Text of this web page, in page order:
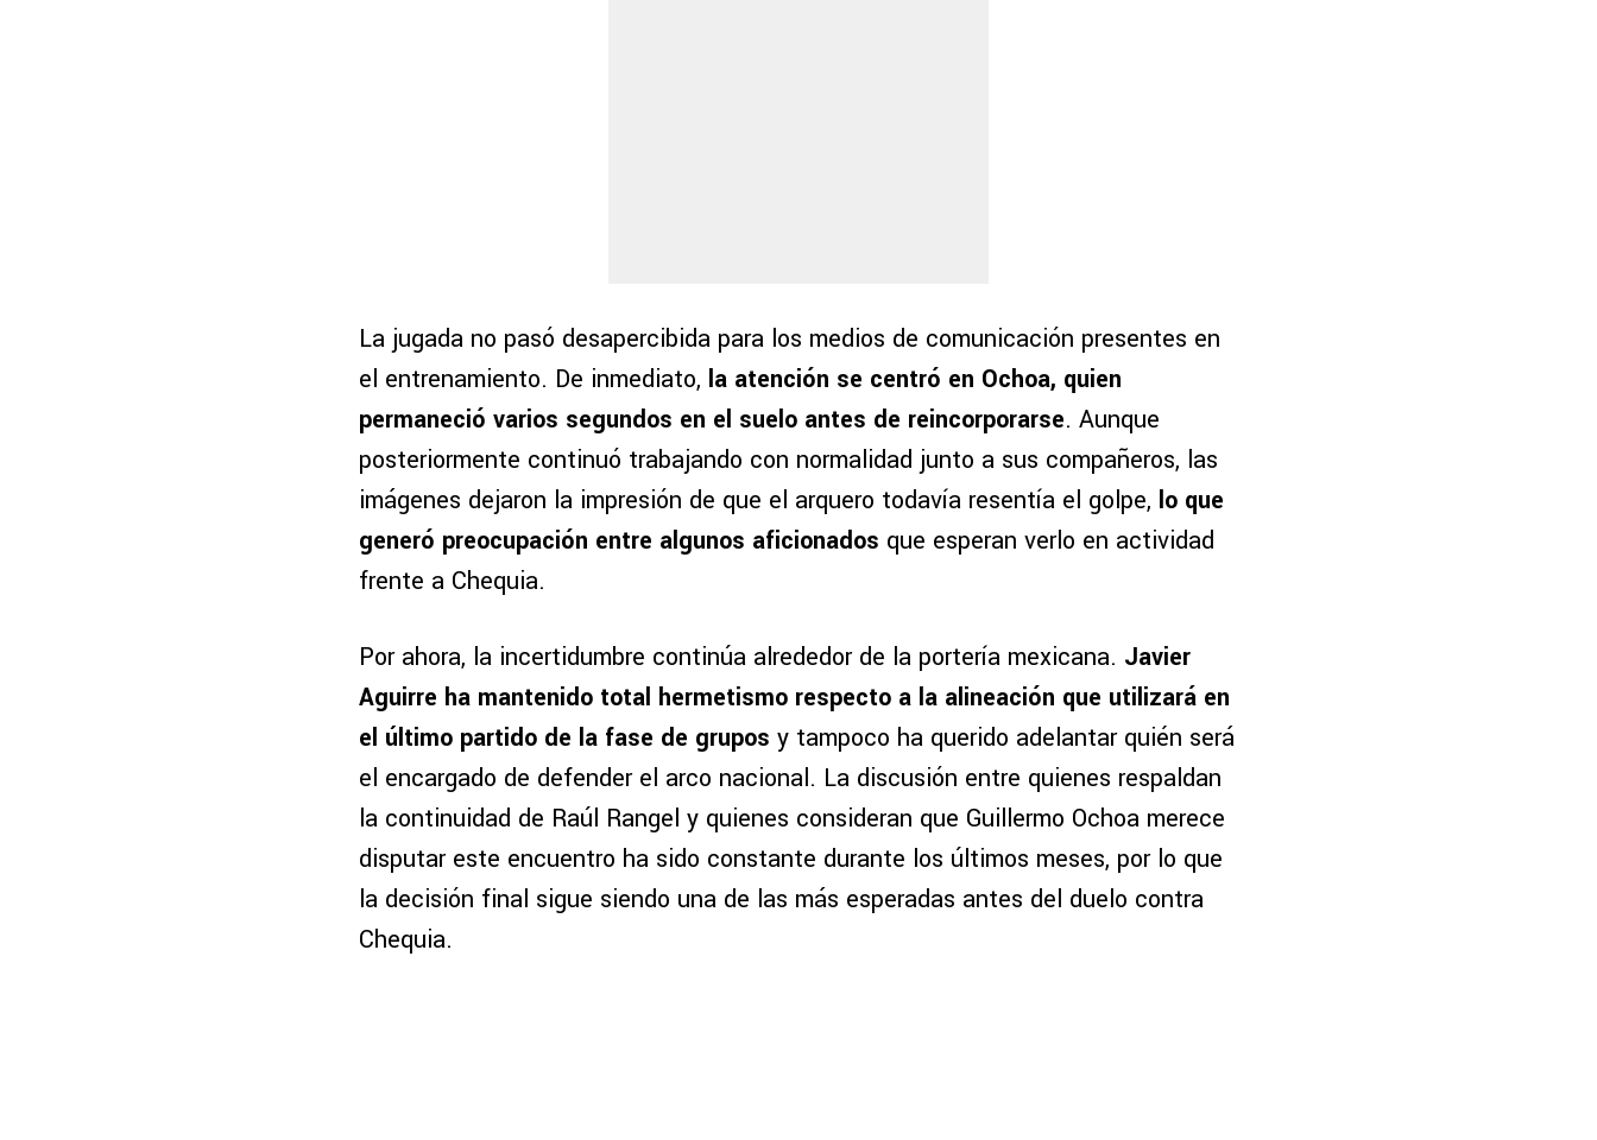
La jugada no pasó desapercibida para los medios de comunicación presentes en
el entrenamiento. De inmediato, la atención se centró en Ochoa, quien
permaneció varios segundos en el suelo antes de reincorporarse. Aunque
posteriormente continuó trabajando con normalidad junto a sus compañeros, las
imágenes dejaron la impresión de que el arquero todavía resentía el golpe, lo que
generó preocupación entre algunos aficionados que esperan verlo en actividad
frente a Chequia.
Por ahora, la incertidumbre continúa alrededor de la portería mexicana. Javier
Aguirre ha mantenido total hermetismo respecto a la alineación que utilizará en
el último partido de la fase de grupos y tampoco ha querido adelantar quién será
el encargado de defender el arco nacional. La discusión entre quienes respaldan
la continuidad de Raúl Rangel y quienes consideran que Guillermo Ochoa merece
disputar este encuentro ha sido constante durante los últimos meses, por lo que
la decisión final sigue siendo una de las más esperadas antes del duelo contra
Chequia.